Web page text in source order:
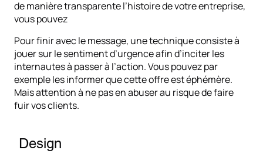
de manière transparente l’histoire de votre entreprise,
vous pouvez
Pour finir avec le message, une technique consiste à
jouer sur le sentiment d’urgence afin d’inciter les
internautes à passer à l’action. Vous pouvez par
exemple les informer que cette offre est éphémère.
Mais attention à ne pas en abuser au risque de faire
fuir vos clients.
Design